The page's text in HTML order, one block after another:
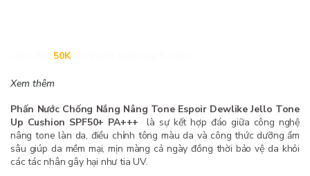
50K
Xem thêm
Phấn Nước Chống Nắng Nâng Tone Espoir Dewlike Jello Tone
Up Cushion SPF50+ PA+++ là sự kết hợp đáo giữa công nghệ
nâng tone làn da, điều chỉnh tông màu da và công thức dưỡng ẩm
sâu giúp da mềm mại, mịn màng cả ngày đồng thời bảo vệ da khỏi
các tác nhân gây hại như tia UV.